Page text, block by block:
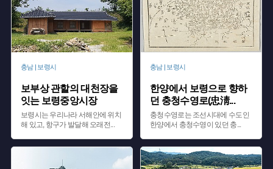
충남 | 보령시
보부상 관할의 대천장을
잇는 보령중앙시장
보령시는 우리나라 서해안에 위치
해 있고, 항구가 발달해 오래전...
충남 | 보령시
한양에서 보령으로 향하
던 충청수영로(忠淸...
충청수영로는 조선시대에 수도인
한양에서 충청수영이 있던 충...